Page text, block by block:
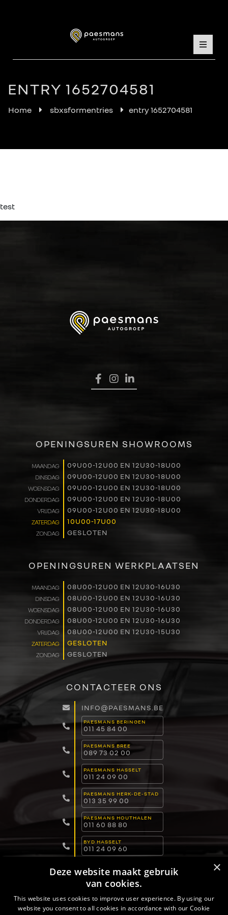
VERKOOP
RENAULT PRO+
NAVERKOOP
VERHUUR
WERKEN BIJ
CONTACT
ENTRY 1652704581
Home sbxsformentries entry 1652704581
test
OPENINGSUREN SHOWROOMS
MAANDAG 09U00-12U00 EN 12U30-18U00
DINSDAG 09U00-12U00 EN 12U30-18U00
WOENSDAG 09U00-12U00 EN 12U30-18U00
DONDERDAG 09U00-12U00 EN 12U30-18U00
VRIJDAG 09U00-12U00 EN 12U30-18U00
ZATERDAG 10U00-17U00
ZONDAG GESLOTEN
OPENINGSUREN WERKPLAATSEN
MAANDAG 08U00-12U00 EN 12U30-16U30
DINSDAG 08U00-12U00 EN 12U30-16U30
WOENSDAG 08U00-12U00 EN 12U30-16U30
DONDERDAG 08U00-12U00 EN 12U30-16U30
VRIJDAG 08U00-12U00 EN 12U30-15U30
ZATERDAG GESLOTEN
ZONDAG GESLOTEN
CONTACTEER ONS
INFO@PAESMANS.BE
PAESMANS BERINGEN
011 45 84 00
PAESMANS BREE
089 73 02 00
PAESMANS HASSELT
011 24 09 00
PAESMANS HERK-DE-STAD
013 35 99 00
PAESMANS HOUTHALEN
011 60 88 80
BYD HASSELT
011 24 09 60
011 15 04 00
089 82 30 30
×
Deze website maakt gebruik
van cookies.
This website uses cookies to improve user experience. By using our
website you consent to all cookies in accordance with our Cookie